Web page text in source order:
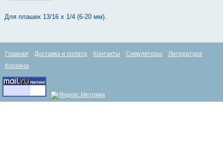
Для плашек 13/16 x 1/4 (6-20 мм).
Главная Доставка и оплата Контакты Симуляторы
Литература
Корзина